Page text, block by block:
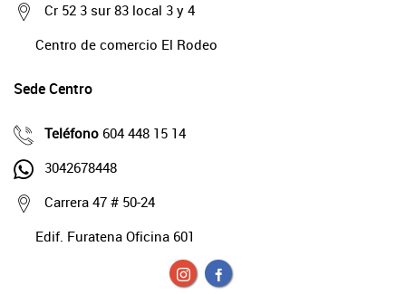
Cr 52 3 sur 83 local 3 y 4
Centro de comercio El Rodeo
Sede Centro
Teléfono 604 448 15 14
3042678448
Carrera 47 # 50-24
Edif. Furatena Oficina 601